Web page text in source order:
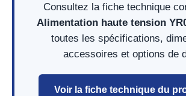
Consultez la fiche technique
Alimentation haute tension
toutes les spécifications,
accessoires et options de
Voir la fiche technique du